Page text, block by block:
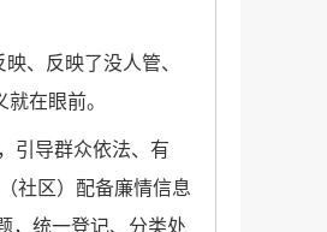
、反映了没人管、
在眼前。
引导群众依法、有
社区）配备廉情信息
，统一登记、分类处